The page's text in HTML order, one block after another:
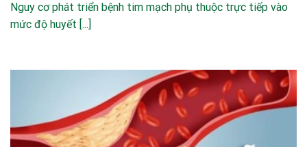
Nguy cơ phát triển bệnh tim mạch phụ thuộc trực tiếp vào
mức độ huyết [...]